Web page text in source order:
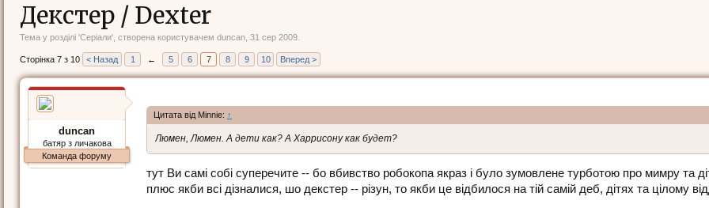
Декстер / Dexter
Тема у розділі 'Серіали', створена користувачем duncan 31 сер 2009
Сторінка 7 з 10 < Назад 1 ← 5 6 7 8 9 10 Вперед >
duncan
батяр з личакова
Команда форуму
Цитата від Minnie: ↑
Люмен, Люмен. А дети как? А Харрисону как будет?
тут Ви самі собі суперечите -- бо вбивство робокопа якраз і було зумовлене турботою про мимру та
плюс якби всі дізналися, шо декстер -- різун, то якби це відбилося на тій самій деб, дітях та цілому